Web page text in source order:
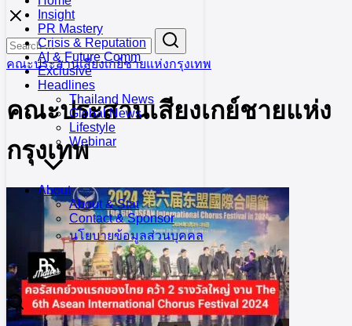
Skip
content
Insight
PR Mastery
Crisis & Reputation
AI & Future Comm
Exclusive
Headlines
Thailand News
Global News
Lifestyle
Webinar
About
About & Stat
Contact & Sponsor
นโยบายข้อมูลส่วนบุคคล
Search
for:
คณะประสานเสียงเกย์ชายแห่งกรุงเทพ
คณะประสานเสียงเกย์ชายแห่ง
กรุงเทพ